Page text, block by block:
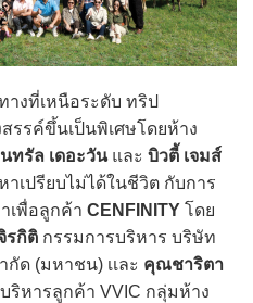
ที่เหนือระดับ ทริป
รรค์ขึ้นเป็นพิเศษโดยห้าง
ทรัล เดอะวันและ บิวตี้ เจมส์
เปรียบไม่ได้ในชีวิต กับการ
เพื่อลูกค้า CENFINITY โดย
รกิติ กรรมการบริหาร บริษัท
กัด (มหาชน) เเละ คุณชาริตา
ริหารลูกค้า VVIC กลุ่มห้าง